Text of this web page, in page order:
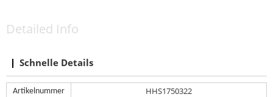
Detailed Info
Schnelle Details
Artikelnummer HHS1750322